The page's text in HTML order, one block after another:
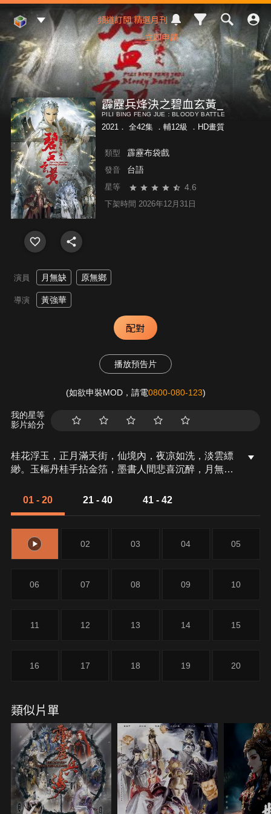
Mod Web頻道訂閱
立即申請
精選月刊
霹靂兵烽決之碧血玄黃_
PILI BING FENG JUE：BLOODY BATTLE
2021． 全42集 ． 輔12級 ．HD畫質
類型 霹靂布袋戲
發音 台語
星等 4.6
下架時間 2026年12月31日
演員 月無缺 原無鄉
導演 黃強華
配對
播放預告片
(如欲申裝MOD，請電0800-080-123)
我的星等
影片給分
桂花浮玉，正月滿天街，仙境內，夜凉如洗，淡雲縹
緲。玉樞丹桂手拈金箔，墨書人間悲喜沉醉，月無缺
破，墮天隳魔眾旋即欲出，戾禍捲土重來，月無缺等
01 - 20 21 - 40 41 - 42
01 02 03 04 05
06 07 08 09 10
11 12 13 14 15
16 17 18 19 20
類似片單